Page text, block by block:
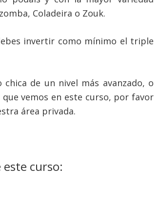
Coladeira o Zouk.
invertir como mínimo el triple
de un nivel más avanzado, o
vemos en este curso, por favor
área privada.
este curso: